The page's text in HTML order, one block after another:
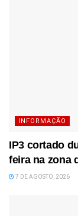
INFORMAÇÃO
IP3 cortado
feira na zona
7 DE AGOSTO, 2026